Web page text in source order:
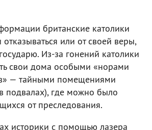
британские католики
или от своей веры,
Из-за гонений католики
свои дома особыми «норами
— тайными помещениями
подвалах), где можно было
от преследования.
историки с помощью лазера